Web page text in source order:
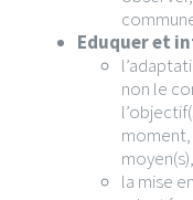
Eduquer et
non le
moment,
la mise